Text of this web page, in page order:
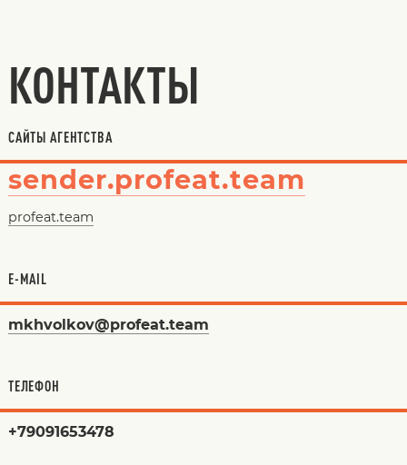
КОНТАКТЫ
САЙТЫ АГЕНТСТВА
sender.profeat.team
profeat.team
E-MAIL
mkhvolkov@profeat.team
ТЕЛЕФОН
+79091653478